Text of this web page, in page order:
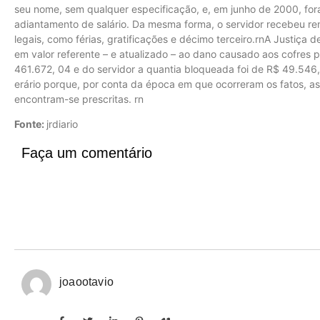
seu nome, sem qualquer especificação, e, em junho de 2000,
adiantamento de salário. Da mesma forma, o servidor recebeu
legais, como férias, gratificações e décimo terceiro.rnA Justiça
em valor referente – e atualizado – ao dano causado aos cofres
461.672, 04 e do servidor a quantia bloqueada foi de R$
erário porque, por conta da época em que ocorreram os fatos,
encontram-se prescritas. rn
Fonte: jrdiario
Faça um comentário
joaootavio